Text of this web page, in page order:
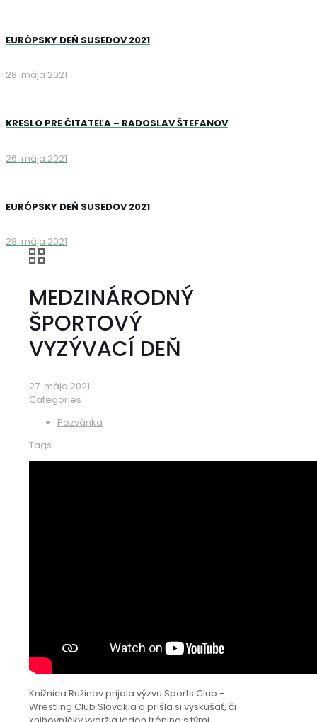
EURÓPSKY DEŇ SUSEDOV 2021
28. mája 2021
KRESLO PRE ČITATEĽA – RADOSLAV ŠTEFANOV
26. mája 2021
EURÓPSKY DEŇ SUSEDOV 2021
28. mája 2021
MEDZINÁRODNÝ
ŠPORTOVÝ
VYZÝVACÍ DEŇ
27. mája 2021
Categories
Pozvánka
Tags
Knižnica Ružinov prijala výzvu Sports Club -
Wrestling Club Slovakia a prišla si vyskúšať, či